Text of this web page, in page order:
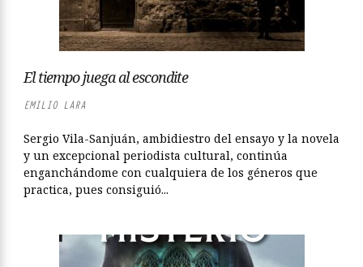
El tiempo juega al escondite
EMILIO LARA
Sergio Vila-Sanjuán, ambidiestro del ensayo y la novela
y un excepcional periodista cultural, continúa
enganchándome con cualquiera de los géneros que
practica, pues consiguió...